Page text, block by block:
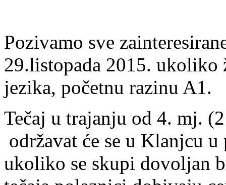
Pozivamo sve
29.listopada 2015. ukoliko
jezika, početnu razinu A1.
Tečaj u trajanju od 4. mj.
održavat će se u Klanjcu
ukoliko se skupi dovoljan